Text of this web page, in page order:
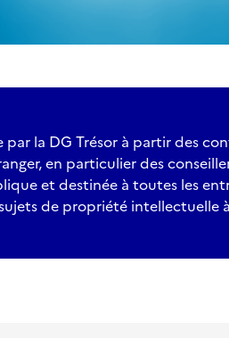
par la DG Trésor à partir des
en particulier des
et destinée à toutes les
de propriété intellectuelle